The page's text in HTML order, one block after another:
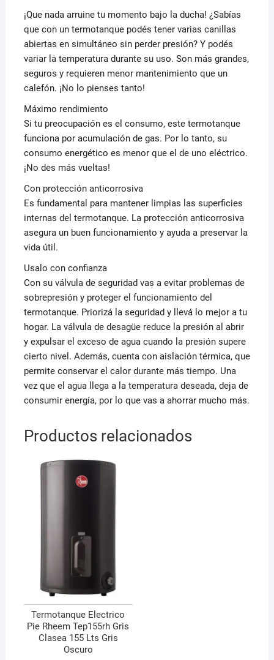
¡Que nada arruine tu momento bajo la ducha! ¿Sabías
que con un termotanque podés tener varias canillas
abiertas en simultáneo sin perder presión? Y podés
variar la temperatura durante su uso. Son más grandes,
seguros y requieren menor mantenimiento que un
calefón. ¡No lo pienses tanto!
Máximo rendimiento
Si tu preocupación es el consumo, este termotanque
funciona por acumulación de gas. Por lo tanto, su
consumo energético es menor que el de uno eléctrico.
¡No des más vueltas!
Con protección anticorrosiva
Es fundamental para mantener limpias las superficies
internas del termotanque. La protección anticorrosiva
asegura un buen funcionamiento y ayuda a preservar la
vida útil.
Usalo con confianza
Con su válvula de seguridad vas a evitar problemas de
sobrepresión y proteger el funcionamiento del
termotanque. Priorizá la seguridad y llevá lo mejor a tu
hogar. La válvula de desagüe reduce la presión al abrir
y expulsar el exceso de agua cuando la presión supere
cierto nivel. Además, cuenta con aislación térmica, que
permite conservar el calor durante más tiempo. Una
vez que el agua llega a la temperatura deseada, deja de
consumir energía, por lo que vas a ahorrar mucho más.
Productos relacionados
Termotanque Electrico
Pie Rheem Tep155rh Gris
Clasea 155 Lts Gris
Oscuro